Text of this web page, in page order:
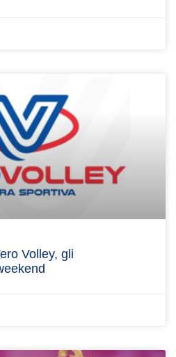
Volley, gli